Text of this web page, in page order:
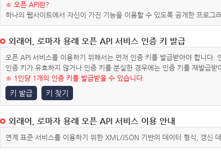
※ 오픈 API란?
하나의 웹사이트에서 자신이 가진 기능을 이용할 수 있도록 공개한 프로그
외래어, 로마자 용례 오픈 API 서비스 인증 키 발급
오픈 API 서비스를 이용하기 위해서는 먼저 인증 키를 발급받아야 합니다
인증 키가 유효하지 않거나 인증 키를 분실한 경우에는 인증 키를 재발급받
※ 1인당 1개의 인증 키를 발급받을 수 있습니다.
키 발급 키 찾기
외래어, 로마자 용례 오픈 API 서비스 이용 안내
연계 표준 서비스를 이용하기 위한 XML/JSON 기반의 데이터 형식, 갱신